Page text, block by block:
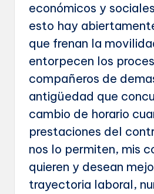
económicos y
esto hay
que frenan la
entorpecen los
compañeros de
antigüedad que
cambio de horario
prestaciones del
nos lo permiten, mis
quieren y desean
trayectoria laboral,